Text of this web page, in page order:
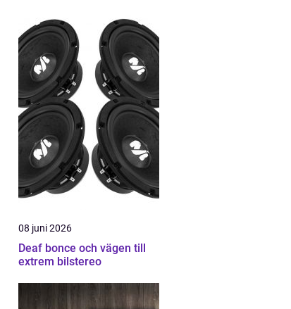
08 juni 2026
Deaf bonce och vägen till
extrem bilstereo